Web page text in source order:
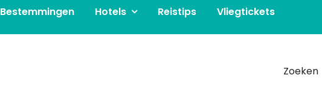
Bestemmingen Hotels Reistips Vliegtickets
Zoeken